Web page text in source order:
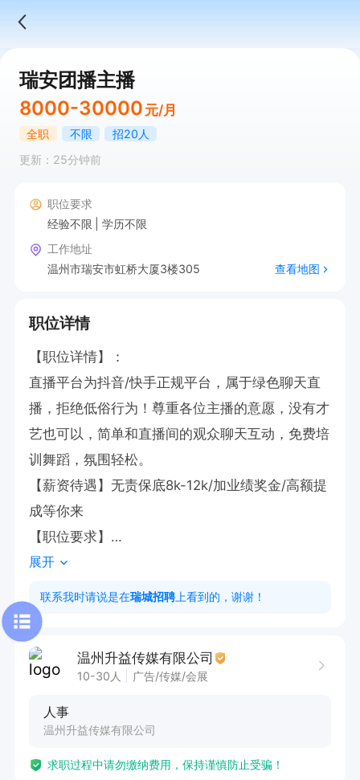
瑞安团播主播
8000-30000 元/月
全职 不限
招20人
更新：25分钟前
职位要求
经验不限
学历不限
工作地址
温州市瑞安市虹桥大厦3楼305
查看地图
职位详情
【职位详情】：
直播平台为抖音/快手正规平台，属于绿色聊天直
播，拒绝低俗行为！尊重各位主播的意愿，没有才
艺也可以，简单和直播间的观众聊天互动，免费培
训舞蹈，氛围轻松。
【薪资待遇】无责保底8k-12k/加业绩奖金/高额提
成等你来
【职位要求】
1，有无经验均可，有无才艺均可，新人小白均
可，有经验优先考虑。
2，活泼开朗，大胆自信，五官端正。
3，需具有一定的良好表达能力。
4，无学历限制 。
1、【免费提供】
地、设备、包装、推广、扶持；公司直聘，无押
展开
联系我时请说是在瑞城招聘 上看到的，谢谢！
温州升益传媒有限公司
10-30人 广告/传媒/会展
人事
温州升益传媒有限公司
求职过程中请勿缴纳费用，保持谨慎防止受骗！